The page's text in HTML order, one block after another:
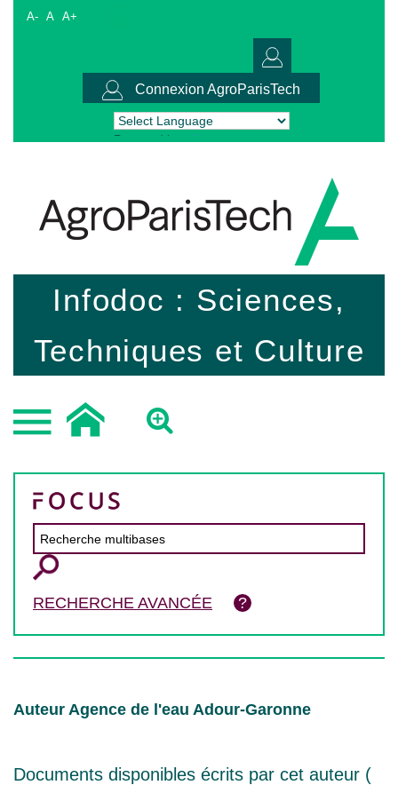
A- A A+
Connexion AgroParisTech
Powered by Translate
Infodoc : Sciences,
Techniques et Culture
RECHERCHE AVANCÉE
Auteur Agence de l'eau Adour-Garonne
Documents disponibles écrits par cet auteur (